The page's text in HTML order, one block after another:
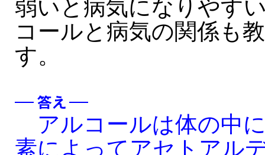
弱いと病気になりやす
コールと病気の関係も
す。
アルコールは体の中
素によってアセトアル